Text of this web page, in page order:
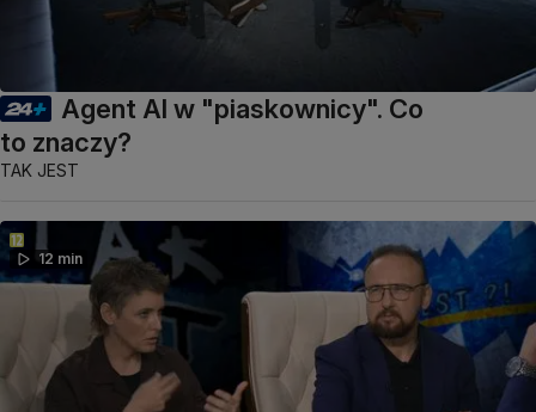
Agent AI w "piaskownicy". Co
to znaczy?
TAK JEST
12 min